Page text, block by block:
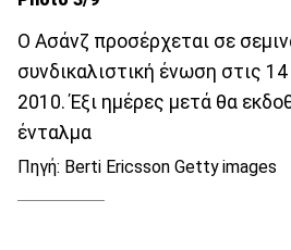
O Ασάνζ προσέρχεται σε
συνδικαλιστική ένωση στις
2010. Έξι ημέρες μετά θα
ένταλμα
Πηγή: Berti Ericsson Getty images